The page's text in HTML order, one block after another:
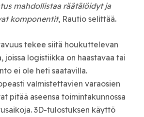
mahdollistaa räätälöidyt ja
komponentit, Rautio selittää.
tekee siitä houkuttelevan
joissa logistiikka on haastavaa tai
ei ole heti saatavilla.
valmistettavien varaosien
pitää aseensa toimintakunnossa
3D-tulostuksen käyttö